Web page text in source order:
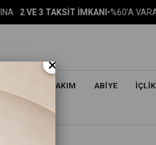
İMKANI•%60’A VARAN İNDİRİM
GİYİM TAKIM ABİYE İÇLİK
×